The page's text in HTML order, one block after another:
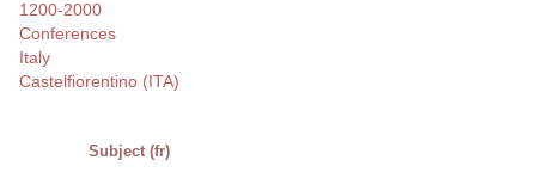
1200-2000
Conferences
Italy
Castelfiorentino (ITA)
Subject (fr)